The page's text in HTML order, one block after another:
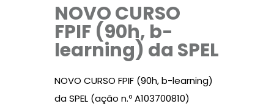
NOVO CURSO
FPIF (90h, b-
learning) da SPEL
NOVO CURSO FPIF (90h, b-learning)
da SPEL (ação n.º A103700810)